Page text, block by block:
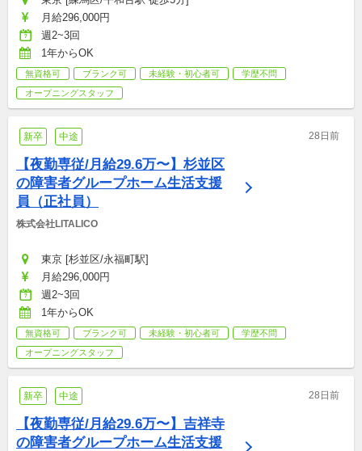
月給296,000円
週2~3回
1年からOK
無資格可 ブランク可 未経験・初心者可
学歴不問
オープニングスタッフ
新卒 中途 28日前
【夜勤専従/月給29.6万〜】杉並区
の障害者グループホーム生活支援
員（正社員）
株式会社LITALICO
東京 [杉並区/永福町駅]
月給296,000円
週2~3回
1年からOK
無資格可 ブランク可 未経験・初心者可
学歴不問
オープニングスタッフ
新卒 中途 28日前
【夜勤専従/月給29.6万〜】吉祥寺
の障害者グループホーム生活支援